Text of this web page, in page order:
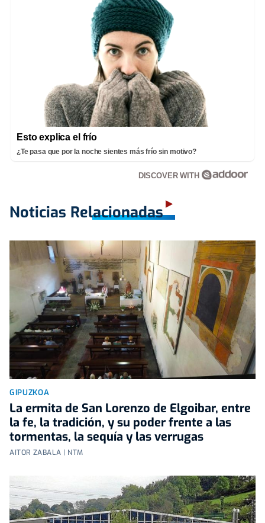
Esto explica el frío
¿Te pasa que por la noche sientes más frío sin motivo?
DISCOVER WITH
Noticias Relacionadas
GIPUZKOA
La ermita de San Lorenzo de Elgoibar, entre
la fe, la tradición, y su poder frente a las
tormentas, la sequía y las verrugas
AITOR ZABALA | NTM